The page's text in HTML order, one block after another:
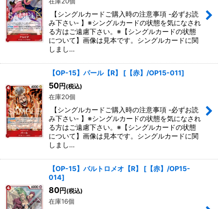
【シングルカードご購入時の注意事項 -必ずお読
み下さい- 】※シングルカードの状態を気になされ
る方はご遠慮下さい。※【シングルカードの状態
について】画像は見本です。シングルカードに関
しまし…
【OP-15】パール【R】 [ 【赤】/OP15-011]
50円 (税込)
在庫20個
【シングルカードご購入時の注意事項 -必ずお読
み下さい- 】※シングルカードの状態を気になされ
る方はご遠慮下さい。※【シングルカードの状態
について】画像は見本です。シングルカードに関
しまし…
【OP-15】バルトロメオ【R】 [ 【赤】/OP15-
014]
80円 (税込)
在庫16個